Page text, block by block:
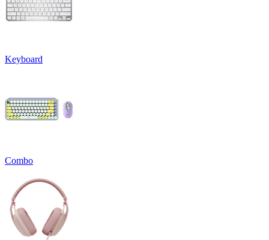
Keyboard
Combo